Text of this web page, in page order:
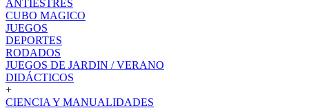
ANTIESTRES
CUBO MAGICO
JUEGOS
DEPORTES
RODADOS
JUEGOS DE JARDIN / VERANO
DIDÁCTICOS
+
CIENCIA Y MANUALIDADES